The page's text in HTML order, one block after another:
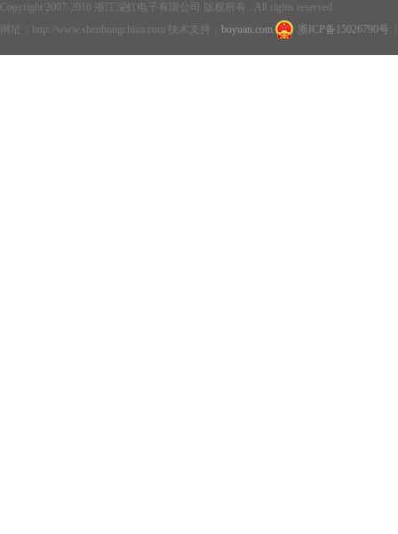
Copyright 2007-2016 浙江深虹电子有限公司 版权所有 . All rights reserved
网址：http://www.shenhongchina.com 技术支持： boyuan.com 浙ICP备15026790号